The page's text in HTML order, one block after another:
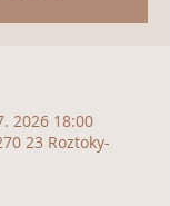
2026 18:00
23 Roztoky-